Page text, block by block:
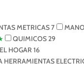
METRICAS7
QUIMICOS29
HOGAR 16
HERRAMIENTAS